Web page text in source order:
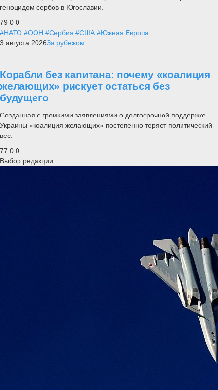
геноцидом сербов в Югославии.
79 0 0
#НАТО #ООН #Сербия #США #Южная Европа
3 августа 2026За рубежом
Корабли без капитана: почему «коалиция
желающих» рискует остаться без
будущего
Созданная с громкими заявлениями о долгосрочной поддержке
Украины «коалиция желающих» постепенно теряет политический
вес.
77 0 0
Выбор редакции